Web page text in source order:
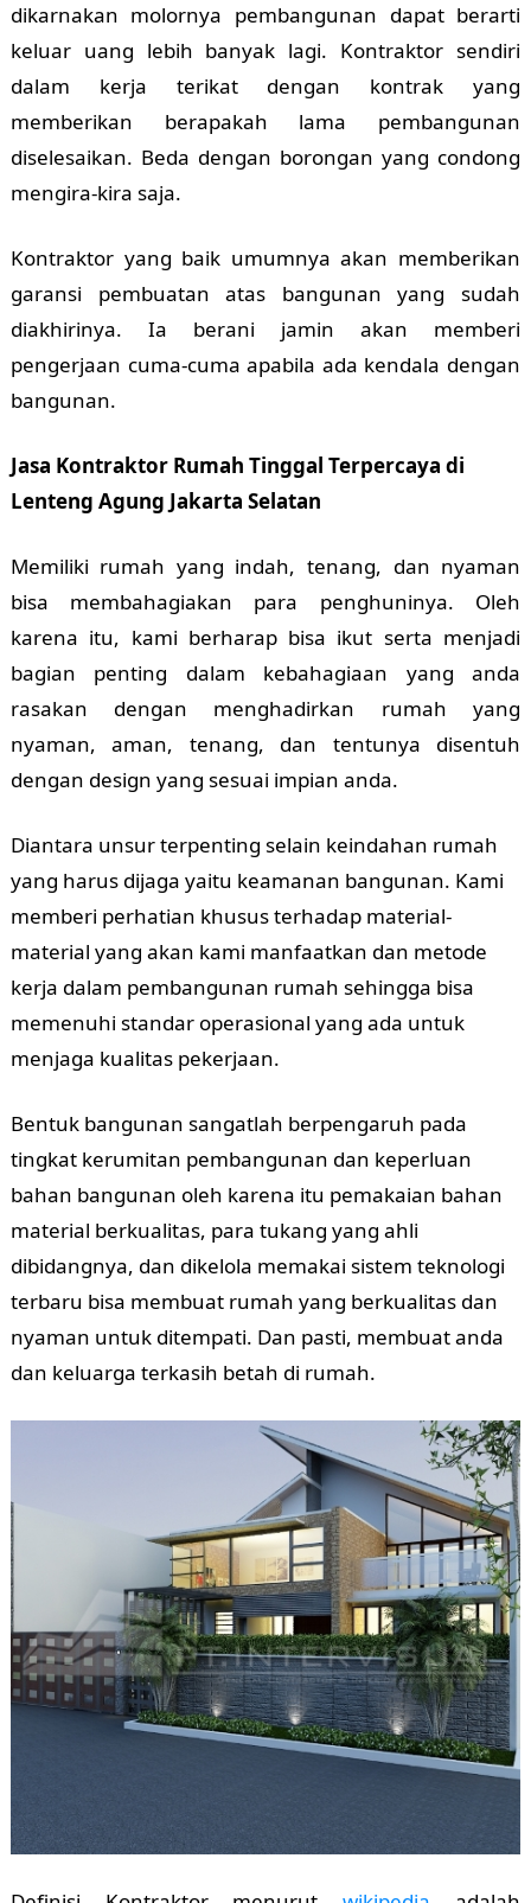
dikarnakan molornya pembangunan dapat berarti
keluar uang lebih banyak lagi. Kontraktor sendiri
dalam kerja terikat dengan kontrak yang
memberikan berapakah lama pembangunan
diselesaikan. Beda dengan borongan yang condong
mengira-kira saja.
Kontraktor yang baik umumnya akan memberikan
garansi pembuatan atas bangunan yang sudah
diakhirinya. Ia berani jamin akan memberi
pengerjaan cuma-cuma apabila ada kendala dengan
bangunan.
Jasa Kontraktor Rumah Tinggal Terpercaya di
Lenteng Agung Jakarta Selatan
Memiliki rumah yang indah, tenang, dan nyaman
bisa membahagiakan para penghuninya. Oleh
karena itu, kami berharap bisa ikut serta menjadi
bagian penting dalam kebahagiaan yang anda
rasakan dengan menghadirkan rumah yang
nyaman, aman, tenang, dan tentunya disentuh
dengan design yang sesuai impian anda.
Diantara unsur terpenting selain keindahan rumah
yang harus dijaga yaitu keamanan bangunan. Kami
memberi perhatian khusus terhadap material-
material yang akan kami manfaatkan dan metode
kerja dalam pembangunan rumah sehingga bisa
memenuhi standar operasional yang ada untuk
menjaga kualitas pekerjaan.
Bentuk bangunan sangatlah berpengaruh pada
tingkat kerumitan pembangunan dan keperluan
bahan bangunan oleh karena itu pemakaian bahan
material berkualitas, para tukang yang ahli
dibidangnya, dan dikelola memakai sistem teknologi
terbaru bisa membuat rumah yang berkualitas dan
nyaman untuk ditempati. Dan pasti, membuat anda
dan keluarga terkasih betah di rumah.